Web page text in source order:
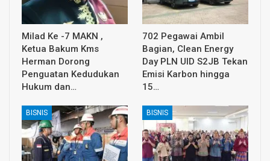
Milad Ke -7 MAKN ,
Ketua Bakum Kms
Herman Dorong
Penguatan Kedudukan
Hukum dan…
702 Pegawai Ambil
Bagian, Clean Energy
Day PLN UID S2JB Tekan
Emisi Karbon hingga
15…
BISNIS BISNIS